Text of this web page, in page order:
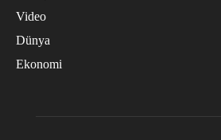
Video
Dünya
Ekonomi